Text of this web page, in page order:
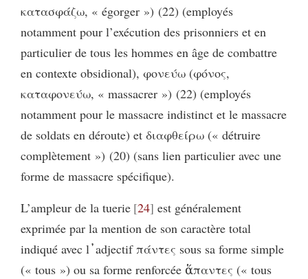
κατασφάζω, « égorger ») (22) (employés
notamment pour l’exécution des prisonniers et en
particulier de tous les hommes en âge de combattre
en contexte obsidional), φονεύω (φόνος,
καταφονεύω, « massacrer ») (22) (employés
notamment pour le massacre indistinct et le massacre
de soldats en déroute) et διαφθείρω (« détruire
complètement ») (20) (sans lien particulier avec une
forme de massacre spécifique).
L’ampleur de la tuerie 24 est généralement
exprimée par la mention de son caractère total
indiqué avec l᾽adjectif πάντες sous sa forme simple
(« tous ») ou sa forme renforcée ἅπαντες (« tous